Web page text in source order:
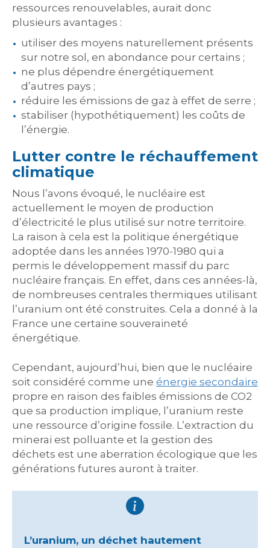
ressources renouvelables, aurait donc
plusieurs avantages :
utiliser des moyens naturellement présents
sur notre sol, en abondance pour certains ;
ne plus dépendre énergétiquement
d’autres pays ;
réduire les émissions de gaz à effet de serre ;
stabiliser (hypothétiquement) les coûts de
l’énergie.
Lutter contre le réchauffement
climatique
Nous l’avons évoqué, le nucléaire est
actuellement le moyen de production
d’électricité le plus utilisé sur notre territoire.
La raison à cela est la politique énergétique
adoptée dans les années 1970-1980 qui a
permis le développement massif du parc
nucléaire français. En effet, dans ces années-là,
de nombreuses centrales thermiques utilisant
l’uranium ont été construites. Cela a donné à la
France une certaine souveraineté
énergétique.
Cependant, aujourd’hui, bien que le nucléaire
soit considéré comme une énergie secondaire
propre en raison des faibles émissions de CO2
que sa production implique, l’uranium reste
une ressource d’origine fossile. L’extraction du
minerai est polluante et la gestion des
déchets est une aberration écologique que les
générations futures auront à traiter.
L’uranium, un déchet hautement